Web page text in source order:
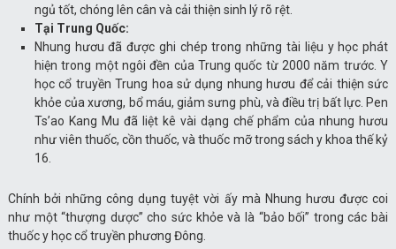
ngủ tốt, chóng lên cân và cải thiện sinh lý rõ rệt.
Tại Trung Quốc:
Nhung hươu đã được ghi chép trong những tài liệu y học phát
hiện trong một ngôi đền của Trung quốc từ 2000 năm trước. Y
học cổ truyền Trung hoa sử dụng nhung hươu để cải thiện sức
khỏe của xương, bổ máu, giảm sưng phù, và điều trị bất lực. Pen
Ts’ao Kang Mu đã liệt kê vài dạng chế phẩm của nhung hươu
như viên thuốc, cồn thuốc, và thuốc mỡ trong sách y khoa thế kỷ
16.
Chính bởi những công dụng tuyệt vời ấy mà Nhung hươu được coi
như một “thượng dược” cho sức khỏe và là “bảo bối” trong các bài
thuốc y học cổ truyền phương Đông.